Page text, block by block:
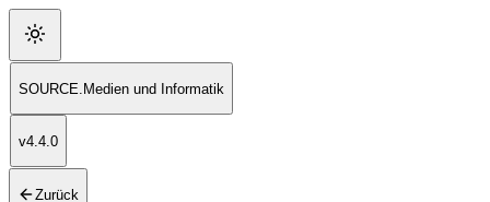
SOURCE Medien und Informatik
v4.4.0
Zurück